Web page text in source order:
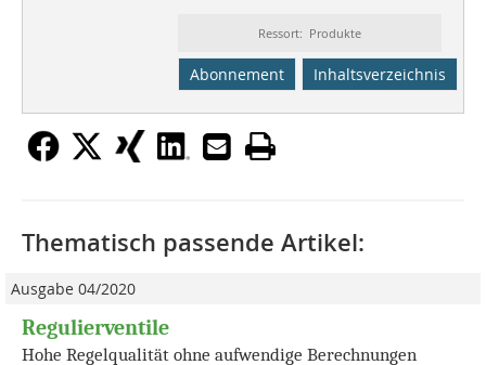
Ressort: Produkte
Abonnement Inhaltsverzeichnis
Thematisch passende Artikel:
Ausgabe 04/2020
Regulierventile
Hohe Regelqualität ohne aufwendige Berechnungen